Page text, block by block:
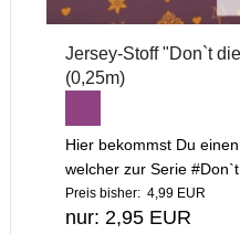
Jersey-Stoff "Don`t
(0,25m)
Hier bekommst Du
welcher zur Serie #Don`t
Preis bisher: 4,99 EUR
nur: 2,95 EUR